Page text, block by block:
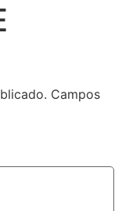
Campos
a sua